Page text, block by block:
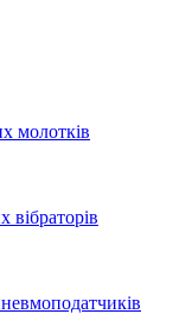
молотків
вібраторів